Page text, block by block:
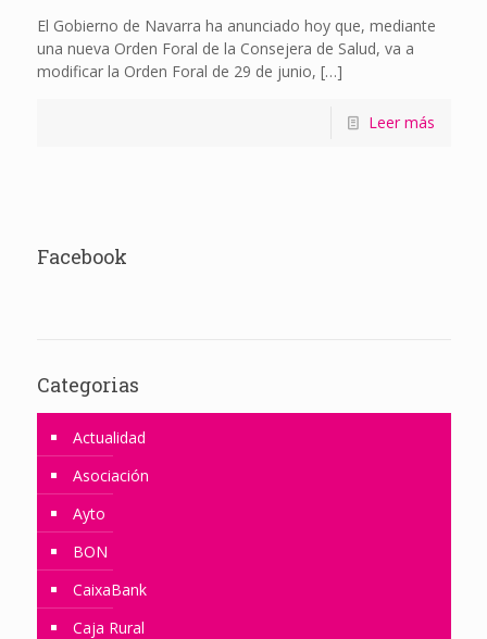
El Gobierno de Navarra ha anunciado hoy que, mediante
una nueva Orden Foral de la Consejera de Salud, va a
modificar la Orden Foral de 29 de junio, […]
Leer más
Facebook
Categorias
Actualidad
Asociación
Ayto
BON
CaixaBank
Caja Rural